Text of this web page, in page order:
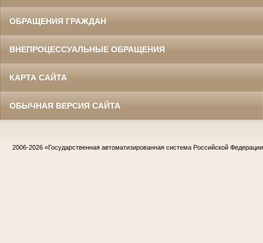
ОБРАЩЕНИЯ ГРАЖДАН
ВНЕПРОЦЕССУАЛЬНЫЕ ОБРАЩЕНИЯ
КАРТА САЙТА
ОБЫЧНАЯ ВЕРСИЯ САЙТА
2006-2026 «Государственная автоматизированная система Российской